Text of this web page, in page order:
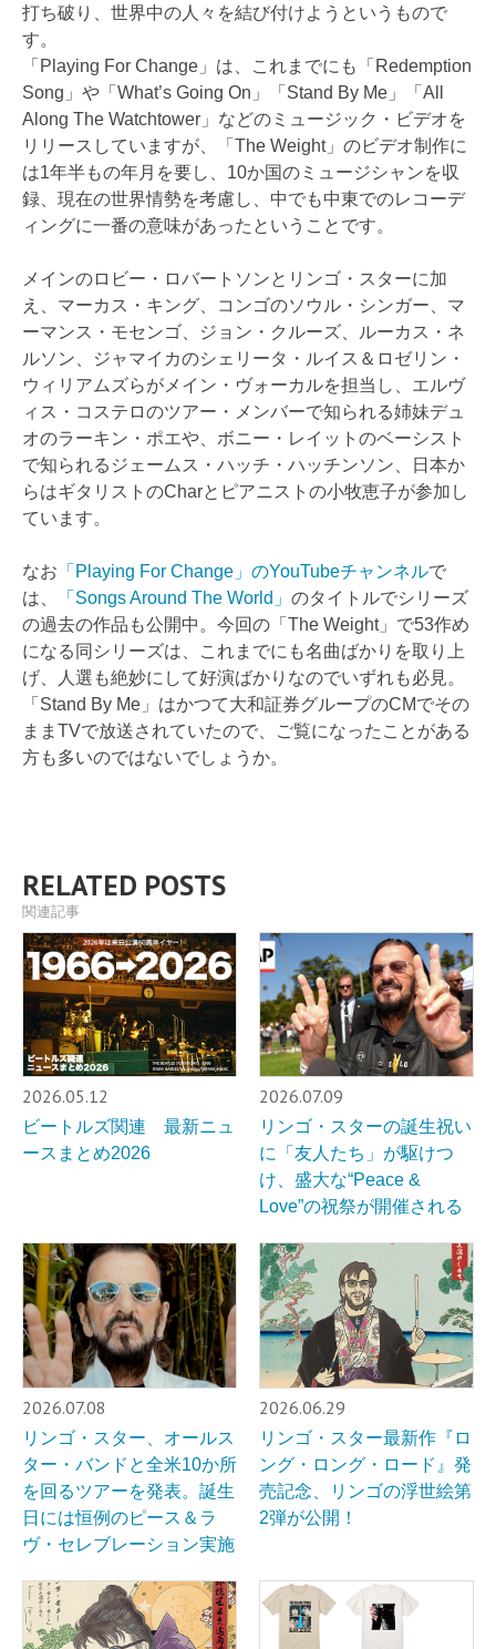
打ち破り、世界中の人々を結び付けようというもので
す。
「Playing For Change」は、これまでにも「Redemption
Song」や「What’s Going On」「Stand By Me」「All
Along The Watchtower」などのミュージック・ビデオを
リリースしていますが、「The Weight」のビデオ制作に
は1年半もの年月を要し、10か国のミュージシャンを収
録、現在の世界情勢を考慮し、中でも中東でのレコーデ
ィングに一番の意味があったということです。
メインのロビー・ロバートソンとリンゴ・スターに加
え、マーカス・キング、コンゴのソウル・シンガー、マ
ーマンス・モセンゴ、ジョン・クルーズ、ルーカス・ネ
ルソン、ジャマイカのシェリータ・ルイス＆ロゼリン・
ウィリアムズらがメイン・ヴォーカルを担当し、エルヴ
ィス・コステロのツアー・メンバーで知られる姉妹デュ
オのラーキン・ポエや、ボニー・レイットのベーシスト
で知られるジェームス・ハッチ・ハッチンソン、日本か
らはギタリストのCharとピアニストの小牧恵子が参加し
ています。
なお 「Playing For Change」のYouTubeチャンネルで
は、
「Songs Around The World」 のタイトルでシリーズ
の過去の作品も公開中。今回の「The Weight」で53作め
になる同シリーズは、これまでにも名曲ばかりを取り上
げ、人選も絶妙にして好演ばかりなのでいずれも必見。
「Stand By Me」はかつて大和証券グループのCMでその
ままTVで放送されていたので、ご覧になったことがある
方も多いのではないでしょうか。
RELATED POSTS
関連記事
2026.05.12
ビートルズ関連 最新ニュ
ースまとめ2026
2026.07.09
リンゴ・スターの誕生祝い
に「友人たち」が駆けつ
け、盛大な“Peace &
Love”の祝祭が開催される
2026.07.08
リンゴ・スター、オールス
ター・バンドと全米10か所
を回るツアーを発表。誕生
日には恒例のピース＆ラ
ヴ・セレブレーション実施
2026.06.29
リンゴ・スター最新作『ロ
ング・ロング・ロード』発
売記念、リンゴの浮世絵第
2弾が公開！